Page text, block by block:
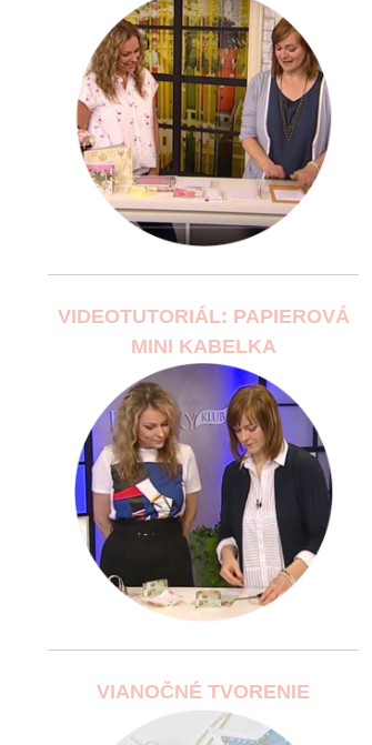
VIDEOTUTORIÁL: PAPIEROVÁ
MINI KABELKA
VIANOČNÉ TVORENIE